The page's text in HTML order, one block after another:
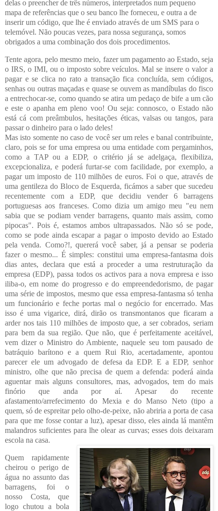
delas o preencher de três números, interpretados num pequeno
mapa de referências que o seu banco lhe forneceu, e outra a de
inserir um código, que lhe é enviado através de um SMS para o
telemóvel. Não poucas vezes, para nossa segurança, somos
obrigados a uma combinação dos dois procedimentos.
Tente agora, pelo mesmo meio, fazer um pagamento ao Estado, seja
o IRS, o IMI, ou o imposto sobre veículos. Mal se insere o valor a
pagar e se clica no rato a transação fica concluída, sem códigos,
senhas ou outras maçadas e quase se ouvem as mandíbulas do fisco
a entrechocar-se, como quando se atira um pedaço de bife a um cão
e este o apanha em pleno voo! Ou seja: connosco, o Estado não
está cá com preâmbulos, hesitações éticas, valsas ou tangos, para
passar o dinheiro para o lado deles!
Mas isto somente no caso de você ser um reles e banal contribuinte,
claro, pois se for uma empresa ou uma entidade com pergaminhos,
como a TAP ou a EDP, o critério já se adelgaça, flexibiliza,
excepcionaliza, e poderá furtar-se com facilidade, por exemplo, a
pagar um imposto de 110 milhões de euros. Foi o que, através de
uma gentileza do Bloco de Esquerda, ficámos a saber que sucedeu
recentemente com a EDP, que decidiu vender 6 barragens
portuguesas aos franceses. Como dizia um amigo meu "eu nem
sabia que se podiam vender barragens, quanto mais assim, como
pipocas". Pois é, estamos ambos ultrapassados. Não só se pode,
como se pode ainda escapar a pagar o imposto devido ao Estado
pela venda. Como?!, quererá você saber, já a pensar se poderia
fazer o mesmo... É simples: constitui uma empresa-fantasma dois
dias antes, declara que está a proceder a uma restruturação da
empresa (EDP), passa todos os activos para a nova empresa e isso
iliba-o, em nome do progresso e do empreendedorismo, de pagar
uma série de impostos, mesmo que essa empresa-fantasma só tenha
um funcionário e feche portas mal o negócio for encerrado. Mas
isso é uma vigarice, dirá, dirão os transmontanos que ficaram a
arder nos tais 110 milhões de imposto que, a ser cobrados, seriam
para bem da sua região. Que não, que é perfeitamente aceitável,
vem dizer o Ministro do Ambiente, naquele seu tom pausado de
batráquio barítono e a quem Rui Rio, acertadamente, apontou
parecer ele um advogado de defesa da EDP. E a EDP, senhor
ministro, olhe que não precisa de quem a defenda: poderá ainda
aguentar mais alguns consultores, mas, advogados, tem do mais
finório que anda por aí. Apesar do recente
afastamento/arrefecimento do Mexia e do Manso Neto (tipo a
quem, só de espreitar pelo olho-de-peixe, não abriria a porta de casa
para que me fosse contar a luz), apesar disso, eles ainda lá mantêm
malandros suficientes para lhe olear as curvas; esses dois deixaram
escola na casa.
Quem rapidamente
cheirou o perigo de
água no assunto das
barragens, foi o
nosso Costa, que
logo chutou a bola